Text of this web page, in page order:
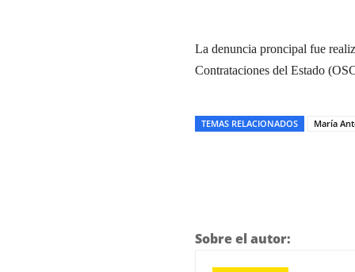
La denuncia proncipal fue
Contrataciones del Estado
TEMAS RELACIONADOS María
Sobre el autor: